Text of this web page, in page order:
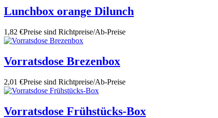
Lunchbox orange Dilunch
1,82 €Preise sind Richtpreise/Ab-Preise
Vorratsdose Brezenbox
2,01 €Preise sind Richtpreise/Ab-Preise
Vorratsdose Frühstücks-Box